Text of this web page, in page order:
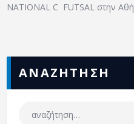
NATIONAL C FUTSAL στην
ΑΝΑΖΗΤΗΣΗ